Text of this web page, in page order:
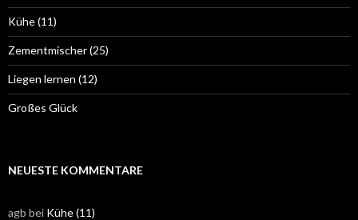
Kühe (11)
Zementmischer (25)
Liegen lernen (12)
Großes Glück
NEUESTE KOMMENTARE
agb bei Kühe (11)